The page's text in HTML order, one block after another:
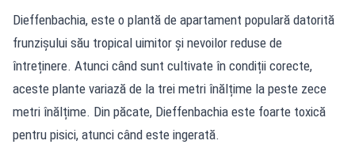
Dieffenbachia, este o plantă de apartament populară datorită
frunzișului său tropical uimitor și nevoilor reduse de
întreținere. Atunci când sunt cultivate în condiții corecte,
aceste plante variază de la trei metri înălțime la peste zece
metri înălțime. Din păcate, Dieffenbachia este foarte toxică
pentru pisici, atunci când este ingerată.